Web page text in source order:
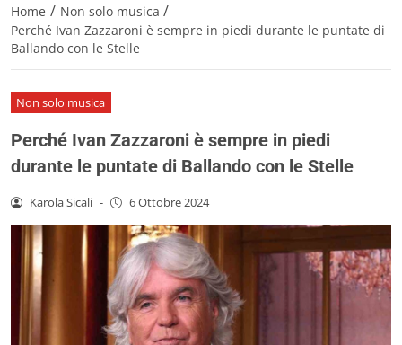
Home / Non solo musica /
Perché Ivan Zazzaroni è sempre in piedi durante le puntate di
Ballando con le Stelle
Non solo musica
Perché Ivan Zazzaroni è sempre in piedi
durante le puntate di Ballando con le Stelle
Karola Sicali - 6 Ottobre 2024